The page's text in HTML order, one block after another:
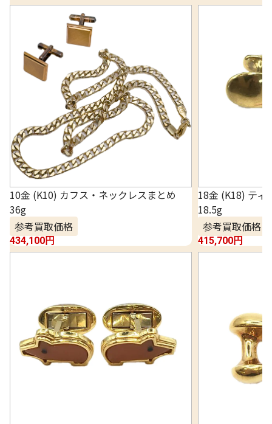
10金 (K10) カフス・ネックレスまとめ
36g
参考買取価格
434,100円
18金 (K18) ティ
18.5g
参考買取価格
415,700円